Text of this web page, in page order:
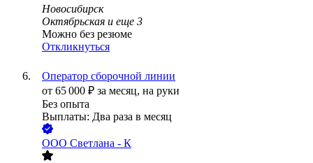
Новосибирск
Октябрьская и еще 3
Можно без резюме
Откликнуться
Оператор сборочной линии
от 65 000 ₽ за месяц, на руки
Без опыта
Выплаты: Два раза в месяц
ООО Светлана - К